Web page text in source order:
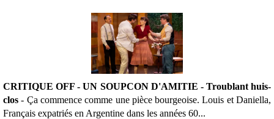
CRITIQUE OFF - UN SOUPCON D'AMITIE - Troublant huis-
clos - Ça commence comme une pièce bourgeoise. Louis et Daniella,
Français expatriés en Argentine dans les années 60...